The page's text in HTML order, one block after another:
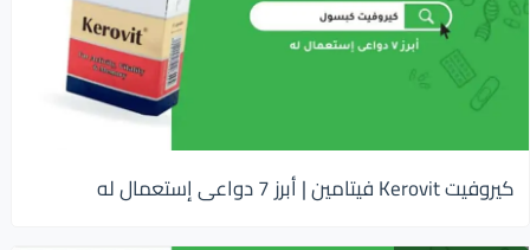
كيروفيت Kerovit فيتامين | أبرز 7 دواعى إستعمال له